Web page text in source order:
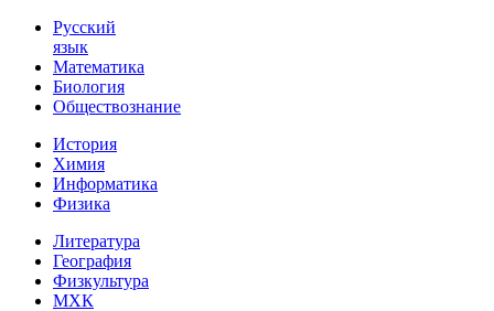
Русский
язык
Математика
Биология
Обществознание
История
Химия
Информатика
Физика
Литература
География
Физкультура
МХК